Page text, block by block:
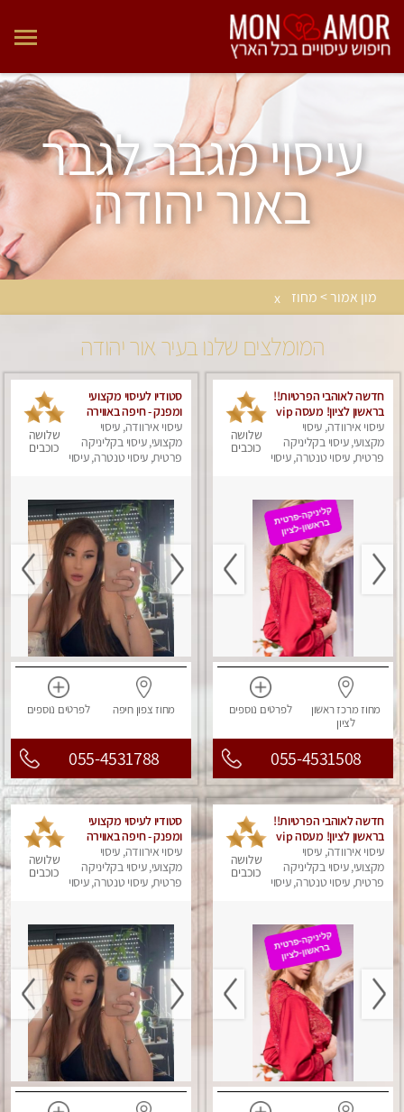
עיסוי מגבר לגבר
באור יהודה
מון אמור > מחוז x
המומלצים שלנו בעיר אור יהודה
חדשה לאוהבי הפרטיות!!
בראשון לציון! מעסה vip
מפנקת בקליניקה פרטית
לחלוטין!!! לבד! לרציניים
בלבד! מומלץ!
עיסוי אירוודה, עיסוי
מקצועי, עיסוי בקליניקה
פרטית, עיסוי טנטרה, עיסוי
שלושה
כוכבים
מחוז מרכזראשון
לציון
לפרטים נוספים
055-4531508
סטודיו לעיסוי מקצועי
ומפנק - חיפה באווירה
נעימה ושקטה
עיסוי אירוודה, עיסוי
מקצועי, עיסוי בקליניקה
פרטית, עיסוי טנטרה, עיסוי
שלושה
כוכבים
מחוז צפוןחיפה לפרטים נוספים
055-4531788
חדשה לאוהבי הפרטיות!!
בראשון לציון! מעסה vip
מפנקת בקליניקה פרטית
לחלוטין!!! לבד! לרציניים
בלבד! מומלץ!
עיסוי אירוודה, עיסוי
מקצועי, עיסוי בקליניקה
פרטית, עיסוי טנטרה, עיסוי
שלושה
כוכבים
סטודיו לעיסוי מקצועי
ומפנק - חיפה באווירה
נעימה ושקטה
עיסוי אירוודה, עיסוי
מקצועי, עיסוי בקליניקה
פרטית, עיסוי טנטרה, עיסוי
שלושה
כוכבים